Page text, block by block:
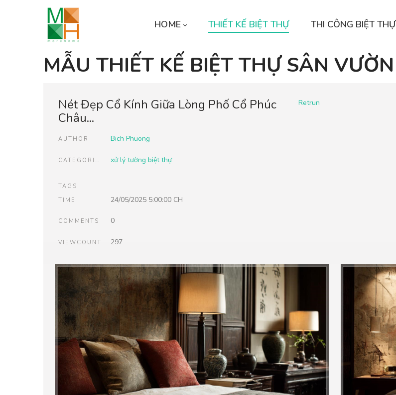
HOME THIẾT KẾ BIỆT THỰ THI CÔNG BIỆT THỰ
MẪU THIẾT KẾ BIỆT THỰ SÂN VƯỜN
Retrun
Nét Đẹp Cổ Kính Giữa Lòng Phố Cổ Phúc
Châu...
AUTHOR Bich Phuong
CATEGORIES xử lý tường biệt thự
TAGS
TIME
24/05/2025 5:00:00 CH
COMMENTS 0
VIEWCOUNT 297